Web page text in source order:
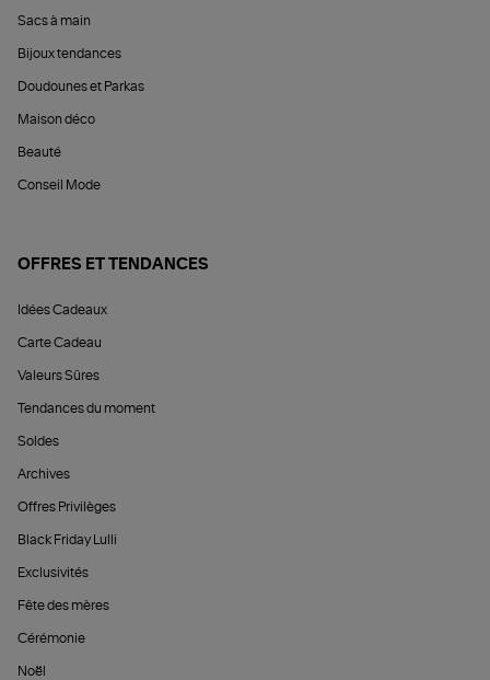
Sacs à main
Bijoux tendances
Doudounes et Parkas
Maison déco
Beauté
Conseil Mode
OFFRES ET TENDANCES
Idées Cadeaux
Carte Cadeau
Valeurs Sûres
Tendances du moment
Soldes
Archives
Offres Privilèges
Black Friday Lulli
Exclusivités
Fête des mères
Cérémonie
Noël